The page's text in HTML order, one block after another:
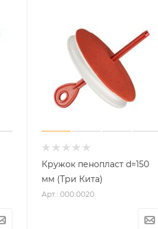
Кружок пенопласт d=150
мм (Три Кита)
Арт.: 000.0020